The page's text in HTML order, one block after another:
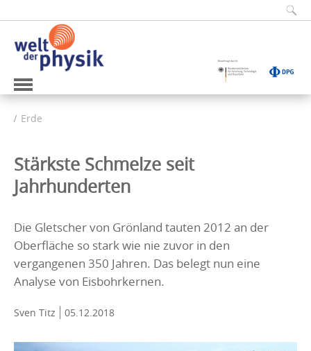
Erde
Stärkste Schmelze seit
Jahrhunderten
Die Gletscher von Grönland tauten 2012 an der
Oberfläche so stark wie nie zuvor in den
vergangenen 350 Jahren. Das belegt nun eine
Analyse von Eisbohrkernen.
Sven Titz 05.12.2018